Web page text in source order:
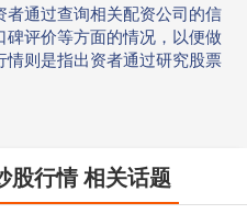
通过查询相关配资公司的信
评价等方面的情况，以便做
则是指出资者通过研究股票
股行情 相关话题